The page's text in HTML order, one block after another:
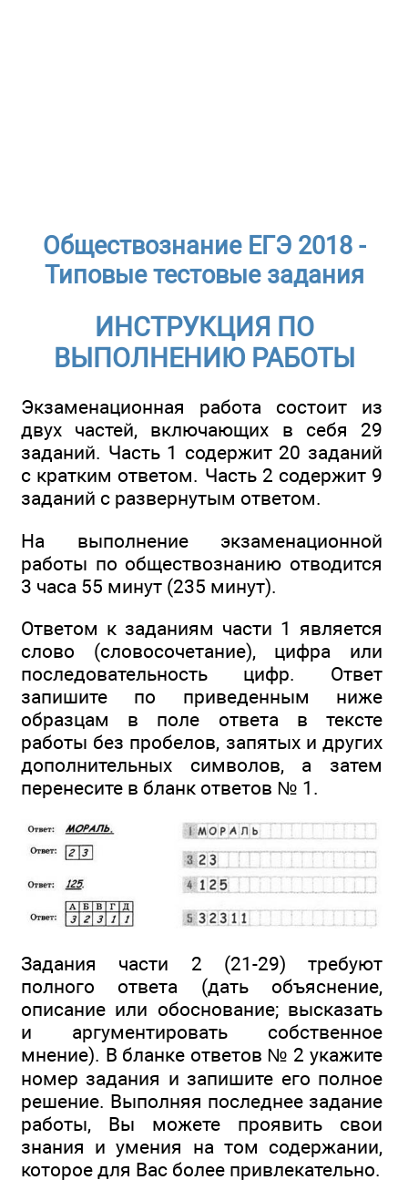
Обществознание ЕГЭ 2018 -
Типовые тестовые задания
ИНСТРУКЦИЯ ПО
ВЫПОЛНЕНИЮ РАБОТЫ
Экзаменационная работа состоит из
двух частей, включающих в себя 29
заданий. Часть 1 содержит 20 заданий
с кратким ответом. Часть 2 содержит 9
заданий с развернутым ответом.
На выполнение экзаменационной
работы по обществознанию отводится
3 часа 55 минут (235 минут).
Ответом к заданиям части 1 является
слово (словосочетание), цифра или
последовательность цифр. Ответ
запишите по приведенным ниже
образцам в поле ответа в тексте
работы без пробелов, запятых и других
дополнительных символов, а затем
перенесите в бланк ответов № 1.
Задания части 2 (21-29) требуют
полного ответа (дать объяснение,
описание или обоснование; высказать
и аргументировать собственное
мнение). В бланке ответов № 2 укажите
номер задания и запишите его полное
решение. Выполняя последнее задание
работы, Вы можете проявить свои
знания и умения на том содержании,
которое для Вас более привлекательно.